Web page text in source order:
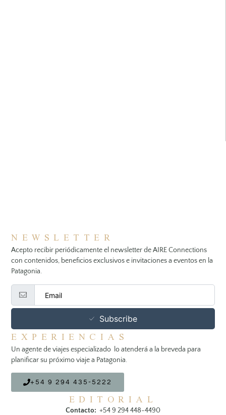
NEWSLETTER
Acepto recibir periódicamente el newsletter de AIRE Connections
con contenidos, beneficios exclusivos e invitaciones a eventos en la
Patagonia.
Subscribe
EXPERIENCIAS
Un agente de viajes especializado lo atenderá a la breveda para
planificar su próximo viaje a Patagonia.
+54 9 294 435-5222
EDITORIAL
Contacto: +54 9 294 448-4490